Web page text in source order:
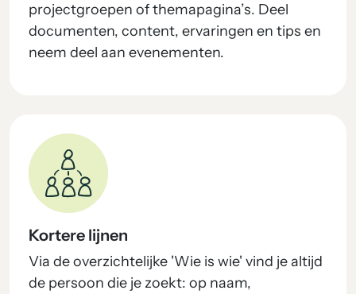
projectgroepen of themapagina’s. Deel
documenten, content, ervaringen en tips en
neem deel aan evenementen.
Kortere lijnen
Via de overzichtelijke 'Wie is wie' vind je altijd
de persoon die je zoekt: op naam,